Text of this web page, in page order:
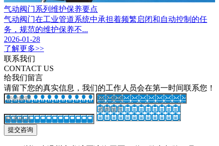
气动阀门系列维护保养要点
气动阀门在工业管道系统中承担着频繁启闭和自动控制的任
务，规范的维护保养不...
2026-01-28
了解更多>>
联系我们
CONTACT US
给我们留言
请留下您的真实信息，我们的工作人员会在第一时间联系您！